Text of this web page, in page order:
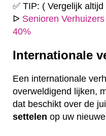
✅ TIP: ( Vergelijk
ᐅ Senioren
40%
Internationale
Een internationale
overweldigend lijken,
dat beschikt over de
settelen op uw nieuwe